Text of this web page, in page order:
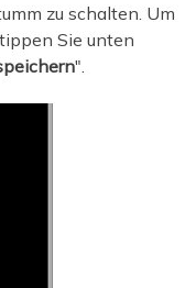
zu schalten. Um
Sie unten
".